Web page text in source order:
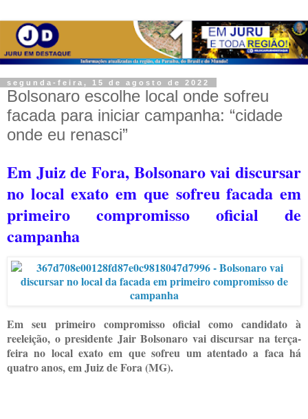
segunda-feira, 15 de agosto de 2022
Bolsonaro escolhe local onde sofreu
facada para iniciar campanha: “cidade
onde eu renasci”
Em Juiz de Fora, Bolsonaro vai discursar
no local exato em que sofreu facada em
primeiro compromisso oficial de
campanha
Em seu primeiro compromisso oficial como candidato à
reeleição, o presidente Jair Bolsonaro vai discursar na terça-
feira no local exato em que sofreu um atentado a faca há
quatro anos, em Juiz de Fora (MG).